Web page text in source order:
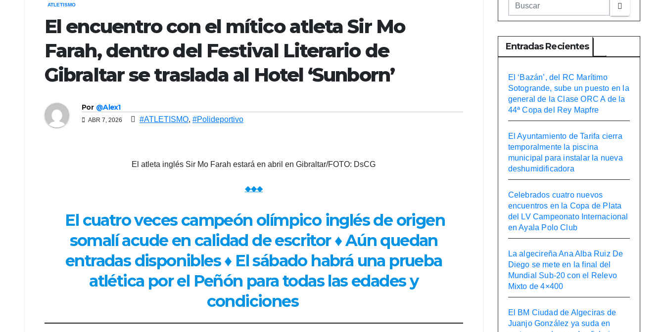
ATLETISMO
El encuentro con el mítico atleta Sir Mo
Farah, dentro del Festival Literario de
Gibraltar se traslada al Hotel ‘Sunborn’
Por @Alex1
ABR 7, 2026 #ATLETISMO, #Polideportivo
El atleta inglés Sir Mo Farah estará en abril en Gibraltar/FOTO: DsCG
◆◆◆
El cuatro veces campeón olímpico inglés de origen
somalí acude en calidad de escritor ♦ Aún quedan
entradas disponibles ♦ El sábado habrá una prueba
atlética por el Peñón para todas las edades y
condiciones
Entradas Recientes
El ‘Bazán’, del RC Marítimo
Sotogrande, sube un puesto en la
general de la Clase ORC A de la
44ª Copa del Rey Mapfre
El Ayuntamiento de Tarifa cierra
temporalmente la piscina
municipal para instalar la nueva
deshumidificadora
Celebrados cuatro nuevos
encuentros en la Copa de Plata
del LV Campeonato Internacional
en Ayala Polo Club
La algecireña Ana Alba Ruiz De
Diego se mete en la final del
Mundial Sub-20 con el Relevo
Mixto de 4×400
El BM Ciudad de Algeciras de
Juanjo González ya suda en